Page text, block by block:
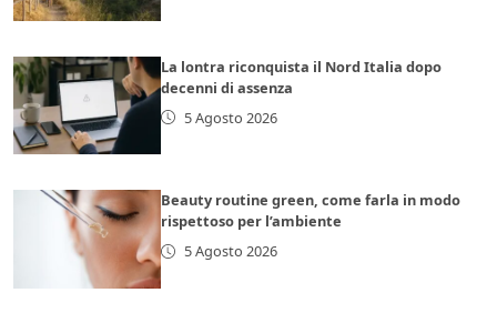
La lontra riconquista il Nord Italia dopo
decenni di assenza
5 Agosto 2026
Beauty routine green, come farla in modo
rispettoso per l’ambiente
5 Agosto 2026